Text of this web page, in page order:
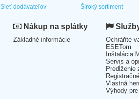
Sieť dodávateľov Široký sortiment
Nákup na splátky
Základné informácie
Ochráňte
ESETom
Inštalácia
Servis a
Predĺženie
Vlastná
Výhody